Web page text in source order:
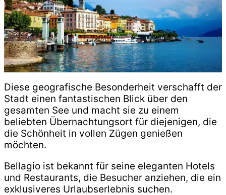
Diese geografische Besonderheit verschafft der
Stadt einen fantastischen Blick über den
gesamten See und macht sie zu einem
beliebten Übernachtungsort für diejenigen, die
die Schönheit in vollen Zügen genießen
möchten.
Bellagio ist bekannt für seine eleganten Hotels
und Restaurants, die Besucher anziehen, die ein
exklusiveres Urlaubserlebnis suchen.